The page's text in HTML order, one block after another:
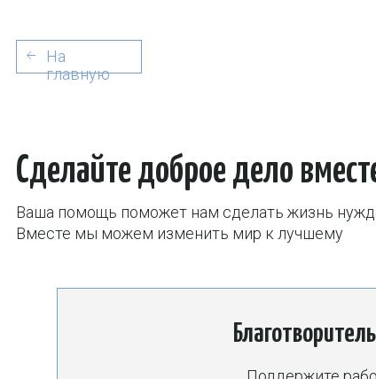
На
главную
Сделайте доброе дело вместе с
Ваша помощь поможет нам сделать жизнь нуждающихся
Вместе мы можем изменить мир к лучшему